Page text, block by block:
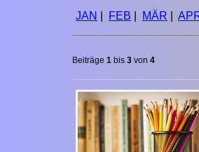
JAN FEB MÄR
Beiträge 1 bis 3 von 4